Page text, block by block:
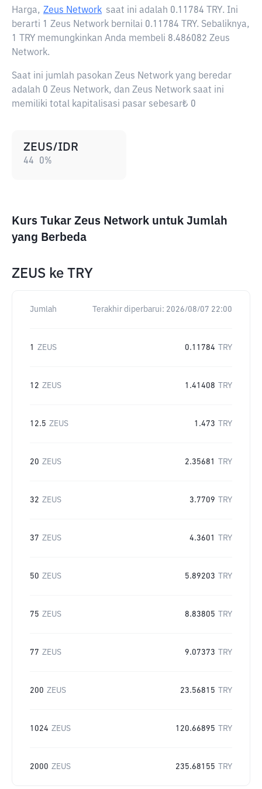
Harga, Zeus Network saat ini adalah 0.11784 TRY. Ini
berarti 1 Zeus Network bernilai 0.11784 TRY. Sebaliknya,
1 TRY memungkinkan Anda membeli 8.486082 Zeus
Network.
Saat ini jumlah pasokan Zeus Network yang beredar
adalah 0 Zeus Network, dan Zeus Network saat ini
memiliki total kapitalisasi pasar sebesar₺ 0
ZEUS/IDR
44 0%
Kurs Tukar Zeus Network untuk Jumlah
yang Berbeda
ZEUS ke TRY
Jumlah Terakhir diperbarui: 2026/08/07 22:00
1 ZEUS 0.11784 TRY
12 ZEUS 1.41408 TRY
12.5 ZEUS 1.473 TRY
20 ZEUS 2.35681 TRY
32 ZEUS 3.7709 TRY
37 ZEUS 4.3601 TRY
50 ZEUS 5.89203 TRY
75 ZEUS 8.83805 TRY
77 ZEUS 9.07373 TRY
200 ZEUS 23.56815 TRY
1024 ZEUS 120.66895 TRY
2000 ZEUS 235.68155 TRY